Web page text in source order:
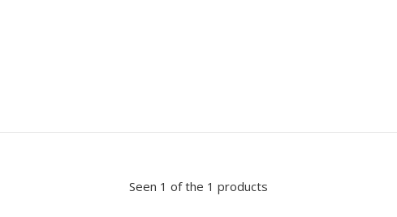
Seen 1 of the 1 products